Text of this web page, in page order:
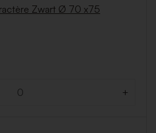
Zwart Ø 70 x75
+